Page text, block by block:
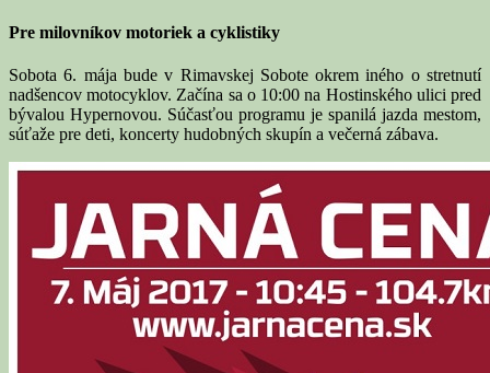
Pre milovníkov motoriek a cyklistiky
Sobota 6. mája bude v Rimavskej Sobote okrem iného o stretnutí
nadšencov motocyklov. Začína sa o 10:00 na Hostinského ulici pred
bývalou Hypernovou. Súčasťou programu je spanilá jazda mestom,
súťaže pre deti, koncerty hudobných skupín a večerná zábava.